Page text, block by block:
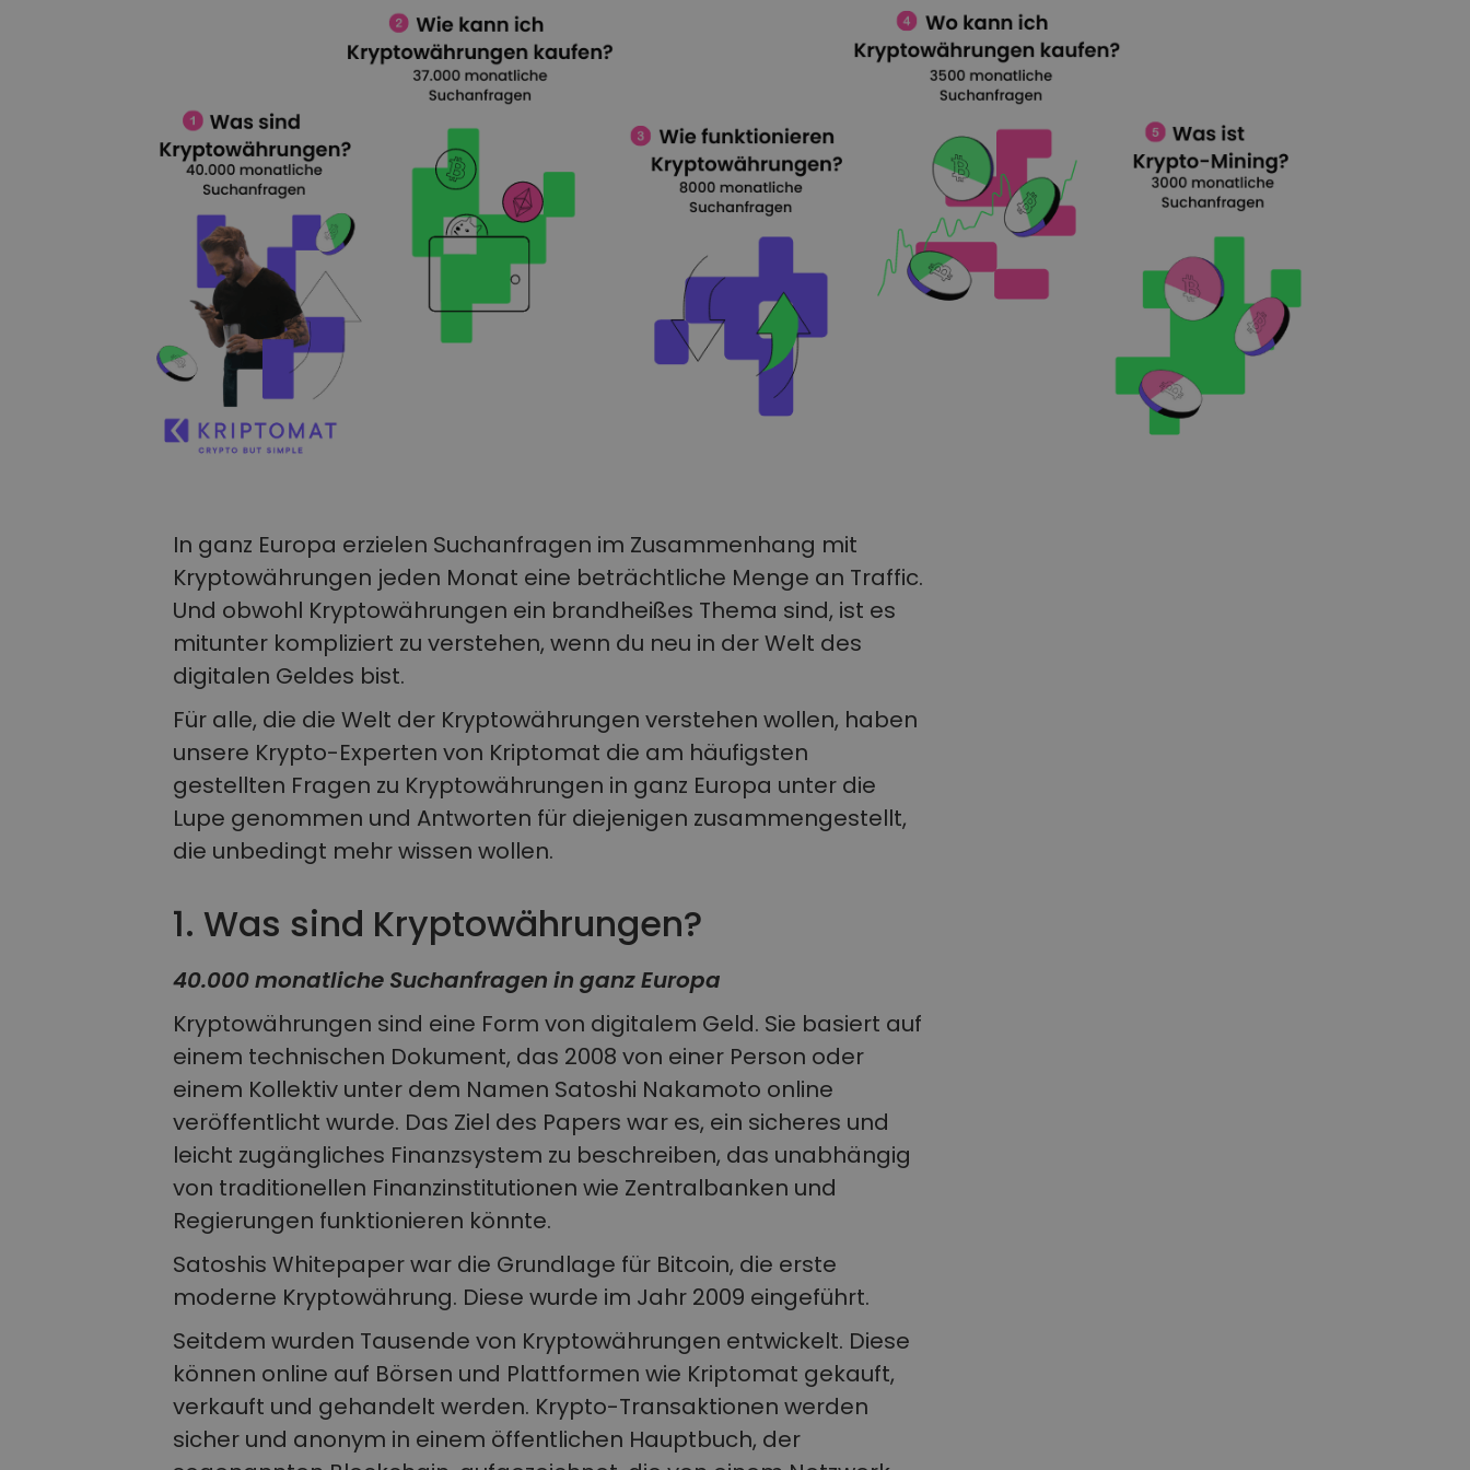
Finde deine Krypto-Strategie
In ganz Europa erzielen Suchanfragen im Zusammenhang mit
Kryptowährungen jeden Monat eine beträchtliche Menge an Traffic.
Und obwohl Kryptowährungen ein brandheißes Thema sind, ist es
mitunter kompliziert zu verstehen, wenn du neu in der Welt des
digitalen Geldes bist.
Für alle, die die Welt der Kryptowährungen verstehen wollen, haben
unsere Krypto-Experten von Kriptomat die am häufigsten
gestellten Fragen zu Kryptowährungen in ganz Europa unter die
Lupe genommen und Antworten für diejenigen zusammengestellt,
die unbedingt mehr wissen wollen.
1. Was sind Kryptowährungen?
40.000 monatliche Suchanfragen in ganz Europa
Kryptowährungen sind eine Form von digitalem Geld. Sie basiert auf
einem technischen Dokument, das 2008 von einer Person oder
einem Kollektiv unter dem Namen Satoshi Nakamoto online
veröffentlicht wurde. Das Ziel des Papers war es, ein sicheres und
leicht zugängliches Finanzsystem zu beschreiben, das unabhängig
von traditionellen Finanzinstitutionen wie Zentralbanken und
Regierungen funktionieren könnte.
Satoshis Whitepaper war die Grundlage für Bitcoin, die erste
moderne Kryptowährung. Diese wurde im Jahr 2009 eingeführt.
Seitdem wurden Tausende von Kryptowährungen entwickelt. Diese
können online auf Börsen und Plattformen wie Kriptomat gekauft,
verkauft und gehandelt werden. Krypto-Transaktionen werden
sicher und anonym in einem öffentlichen Hauptbuch, der